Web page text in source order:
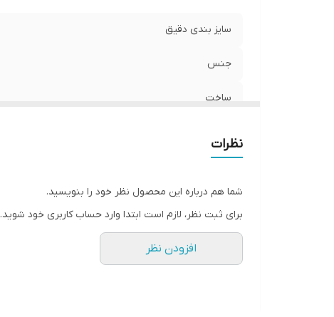
سایز بندی دقیق
جنس
ساخت
نظرات
شما هم درباره این محصول نظر خود را بنویسید.
برای ثبت نظر، لازم است ابتدا وارد حساب کاربری خود شوید.
افزودن نظر